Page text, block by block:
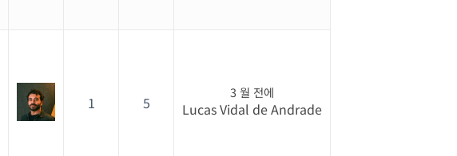
1 5
3 월 전에
Lucas Vidal de Andrade